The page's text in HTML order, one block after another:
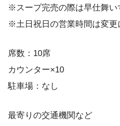
※スープ完売の際は早仕舞い
※土日祝日の営業時間は変更
席数：10席
カウンター×10
駐車場：なし
最寄りの交通機関など